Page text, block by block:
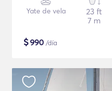
Yate de vela
23 ft
7 m
$990 /día